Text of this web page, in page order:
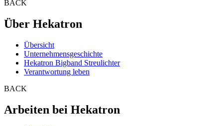
BACK
Über Hekatron
Übersicht
Unternehmensgeschichte
Hekatron Bigband Streulichter
Verantwortung leben
BACK
Arbeiten bei Hekatron